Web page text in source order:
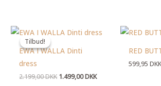
Tilbud!
Tilbud!
EWA I WALLA Dinti
dress
2.199,00DKK
Den
oprindelige
var:
1.499,00DKK
Den
aktuelle
1.499,00 DKK.
RED
599,95DKK